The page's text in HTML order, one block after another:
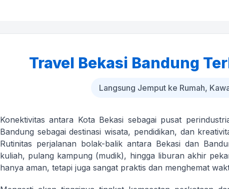
Travel Bekasi Bandung
Langsung Jemput ke Rumah,
Konektivitas antara Kota Bekasi sebagai pusat
Bandung sebagai destinasi wisata, pendidikan, dan
Rutinitas perjalanan bolak-balik antara Bekasi dan
kuliah, pulang kampung (mudik), hingga liburan akhir
hanya aman, tetapi juga sangat praktis dan menghemat